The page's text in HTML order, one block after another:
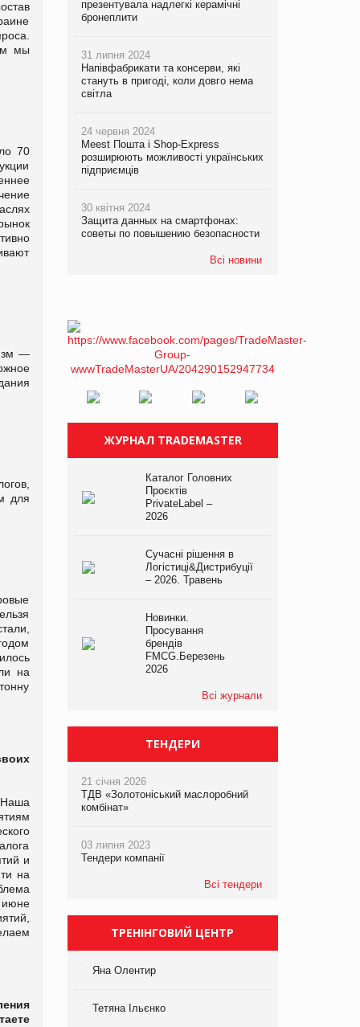
мы
70
—
для
на
и
на
июне
презентувала надлегкі керамічні
бронеплити
31 липня 2024
Напівфабрикати та консерви, які
стануть в пригоді, коли довго нема
світла
24 червня 2024
Meest Пошта і Shop-Express
розширюють можливості українських
підприємців
30 квітня 2024
Защита данных на смартфонах:
советы по повышению безопасности
Всі новини
ЖУРНАЛ TRADEMASTER
Каталог Головних
Проєктів
PrivateLabel –
2026
Сучасні рішення в
Логістиці&Дистрибуції
– 2026. Травень
Новинки.
Просування
брендів
FMCG.Березень
2026
Всі журнали
ТЕНДЕРИ
21 січня 2026
ТДВ «Золотоніський маслоробний
комбінат»
03 липня 2023
Тендери компанії
Всі тендери
ТРЕНІНГОВИЙ ЦЕНТР
Яна Олентир
Тетяна Ільєнко